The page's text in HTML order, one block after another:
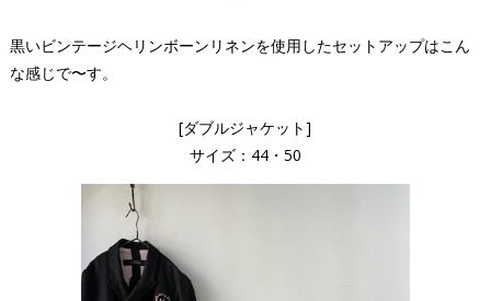
黒いビンテージヘリンボーンリネンを使用したセットアップはこん
な感じで〜す。
[ダブルジャケット]
サイズ：44・50